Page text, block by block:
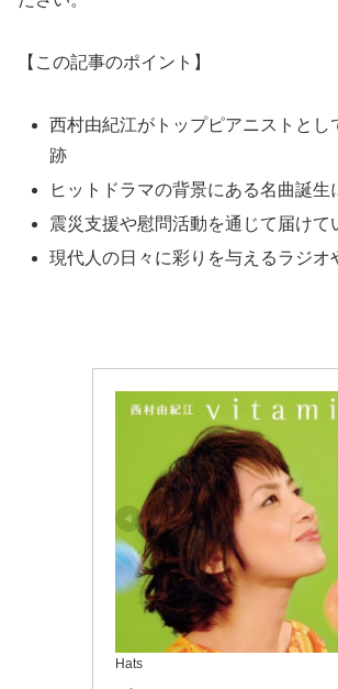
【この記事のポイント】
西村由紀江がトップピアニストとし
跡
ヒットドラマの背景にある名曲誕生
震災支援や慰問活動を通じて届けて
現代人の日々に彩りを与えるラジオ
Hats